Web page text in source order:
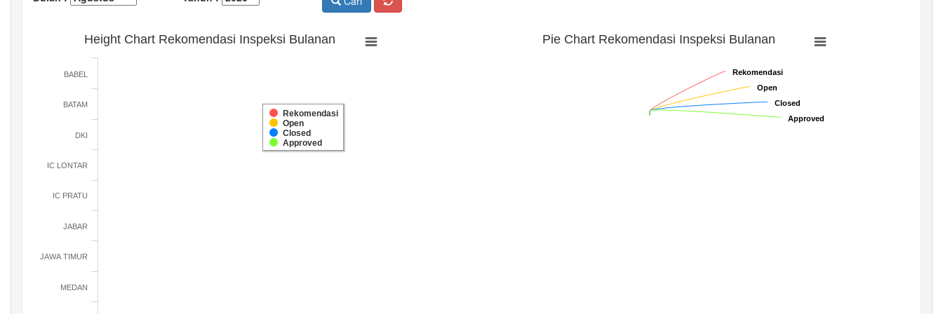
Height Chart Rekomendasi Inspeksi Bulanan
Rekomendasi
Open
Closed
Approved
BABEL
BATAM
DKI
IC LONTAR
IC PRATU
JABAR
JAWA TIMUR
MEDAN
Pie Chart Rekomendasi Inspeksi Bulanan
Rekomendasi
Rekomendasi
Open
Open
Closed
Closed
Approved
Approved